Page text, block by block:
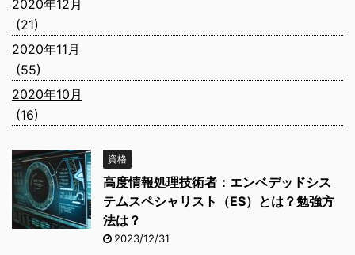
2020年12月
(21)
2020年11月
(55)
2020年10月
(16)
資格
高度情報処理技術者：エンベデッドシス
テムスペシャリスト（ES）とは？勉強方
法は？
2023/12/31